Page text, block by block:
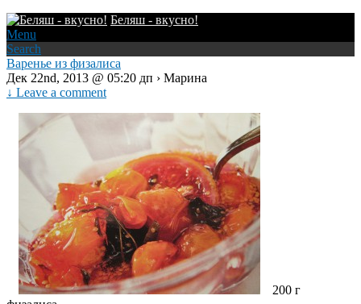
Беляш - вкусно!
Menu
Search
Варенье из физалиса
Дек 22nd, 2013 @ 05:20 дп › Марина
↓ Leave a comment
200 г